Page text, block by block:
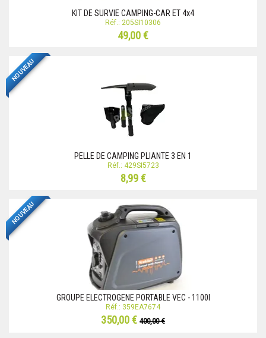
KIT DE SURVIE CAMPING-CAR ET 4x4
Réf.: 205SI10306
49,00 €
NOUVEAU
PELLE DE CAMPING PLIANTE 3 EN 1
Réf.: 429SI5723
8,99 €
NOUVEAU
GROUPE ELECTROGENE PORTABLE VEC - 1100I
Réf.: 359EA7674
350,00 € 400,00 €